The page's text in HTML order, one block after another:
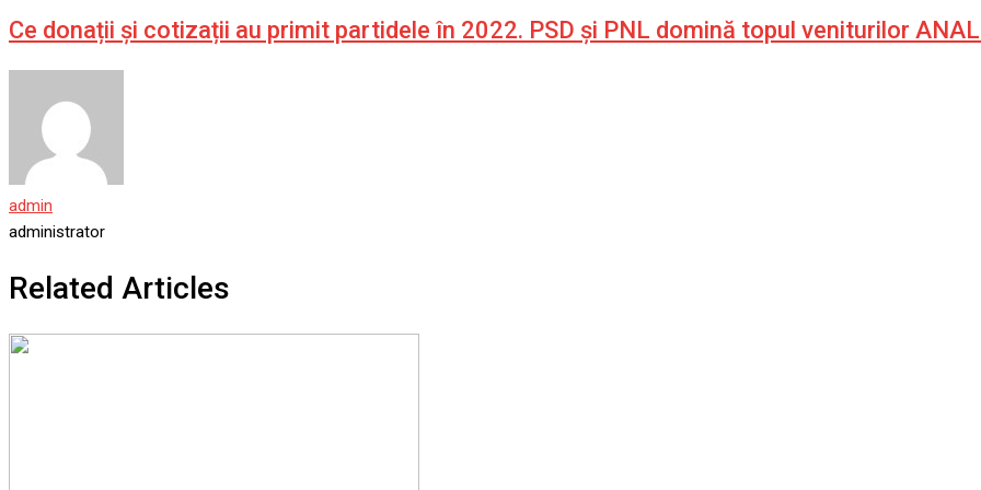
Ce donații și cotizații au primit partidele în 2022. PSD și PNL domină topul veniturilor
admin
administrator
Related Articles